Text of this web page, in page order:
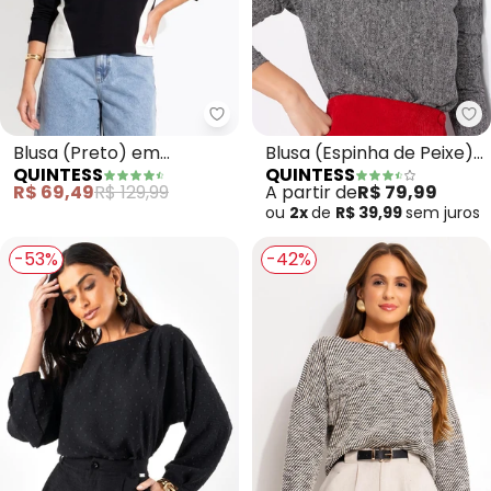
Quintess - Blusa (Preto) em
Blusa (Preto) em
Molecotton
QUINTESS
R$ 69,49R$ 129,99
Blusa (Espinha de Peixe)
em Malha de Viscose
QUINTESS
A partir deR$ 79,99
ou 2xde R$ 39,99sem juros
-53% -42%